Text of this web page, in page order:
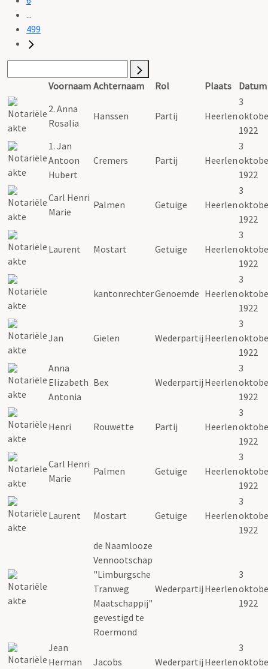
...
499
Voornaam Achternaam Rol Plaats
Datum
2. Anna
Rosalia
Hanssen Partij Heerlen
3
1922
1. Jan
Antoon
Hubert
Cremers Partij Heerlen
3
1922
Carl Henri
Marie
Palmen Getuige Heerlen
3
1922
Laurent Mostart Getuige Heerlen
3
1922
kantonrechterGenoemde Heerlen
3
1922
Jan Gielen Wederpartij Heerlen
3
1922
Anna
Elizabeth
Antonia
Bex Wederpartij Heerlen
3
1922
Henri Rouwette Partij Heerlen
3
1922
Carl Henri
Marie
Palmen Getuige Heerlen
3
1922
Laurent Mostart Getuige Heerlen
3
1922
de Naamlooze
Vennootschap
"Limburgsche
Tranweg
Maatschappij"
gevestigd te
Roermond
Wederpartij Heerlen
3
1922
Jean
Herman
Jacobs Wederpartij Heerlen
3